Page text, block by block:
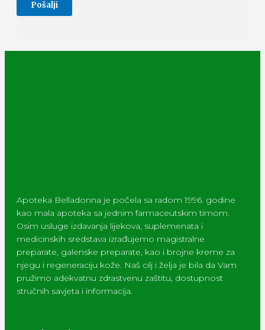
Apoteka Belladonna je počela sa radom 1996. godine
kao mala apoteka sa jednim farmaceutskim timom.
Osim usluge izdavanja lijekova, suplemenata i
medicinskih sredstava izrađujemo magistralne
preparate, galenske preparate, kao i brojne kreme za
njegu i regeneraciju kože. Naš cilj i želja je bila da Vam
pružimo adekvatnu zdrastvenu zaštitu, dostupnost
stručnih savjeta i informacija.